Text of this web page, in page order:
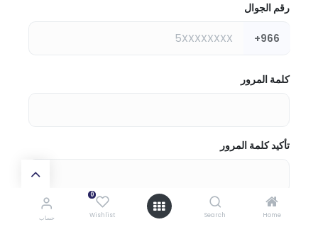
Home
Search
0
Wishlist حساب
رقم الجوال
+966
كلمة المرور
تأكيد كلمة المرور
الموافقة على الشروط والأحكاموسياسة الخصوصية